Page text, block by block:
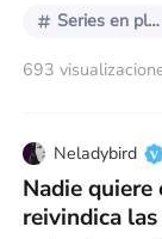
Series en plataformas
693
Neladybird
Nadie
reivindica